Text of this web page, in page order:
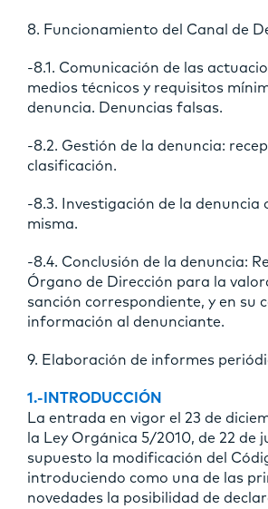
8. Funcionamiento del Canal de
-8.1. Comunicación de las
medios técnicos y requisitos
denuncia. Denuncias falsas.
-8.2. Gestión de la denuncia:
clasificación.
-8.3. Investigación de la denuncia
misma.
-8.4. Conclusión de la denuncia:
Órgano de Dirección para la
sanción correspondiente, y en su
información al denunciante.
9. Elaboración de informes
1.-INTRODUCCIÓN
La entrada en vigor el 23 de
la Ley Orgánica 5/2010, de 22 de
supuesto la modificación del
introduciendo como una de las
novedades la posibilidad de